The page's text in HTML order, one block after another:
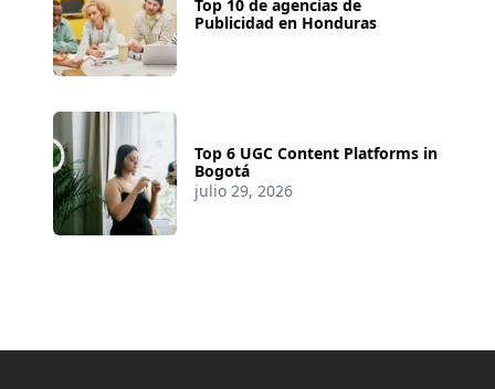
Top 10 de agencias de
Publicidad en Honduras
Top 6 UGC Content Platforms in
Bogotá
julio 29, 2026